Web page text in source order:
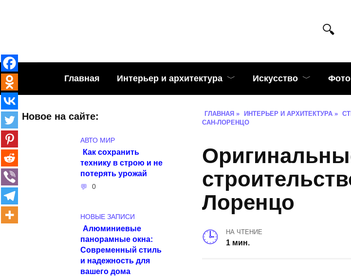
Главная Интерьер и архитектура Искусство
ГЛАВНАЯ » ИНТЕРЬЕР И АРХИТЕКТУРА »
САН-ЛОРЕНЦО
Лоренцо
НА ЧТЕНИЕ
1 мин.
Новое на сайте:
АВТО МИР
Как сохранить
технику в строю и не
потерять урожай
0
НОВЫЕ ЗАПИСИ
Алюминиевые
панорамные окна:
Современный стиль
и надежность для
вашего дома